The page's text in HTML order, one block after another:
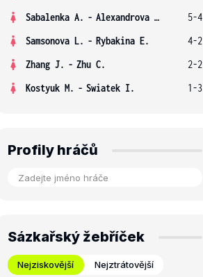
Sabalenka A. - Alexandrova E.
5-4
Samsonova L. - Rybakina E.
4-2
Zhang J. - Zhu C.
2-2
Kostyuk M. - Swiatek I. 1-3
Profily hráčů
Sázkařský žebříček
Nejziskovější Nejztrátovější